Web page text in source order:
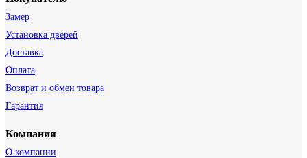
Замер
Установка дверей
Доставка
Оплата
Возврат и обмен товара
Гарантия
Компания
О компании